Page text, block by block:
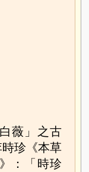
薇」之古
珍《本草
：「時珍